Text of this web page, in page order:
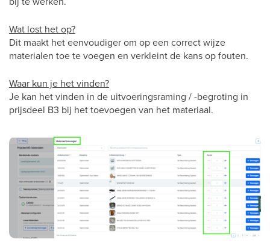
Wat lost het op?
Dit maakt het eenvoudiger om op een correct wijze
materialen toe te voegen en verkleint de kans op fouten.
Waar kun je het vinden?
Je kan het vinden in de uitvoeringsraming / -begroting in
prijsdeel B3 bij het toevoegen van het materiaal.